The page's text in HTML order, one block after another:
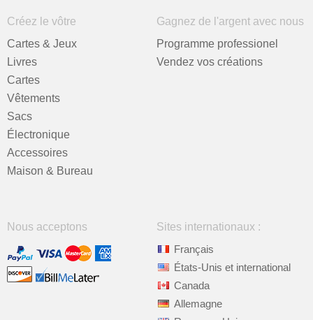
Créez le vôtre
Cartes & Jeux
Livres
Cartes
Vêtements
Sacs
Électronique
Accessoires
Maison & Bureau
Gagnez de l'argent avec nous
Programme professionel
Vendez vos créations
Nous acceptons
Sites internationaux :
Français
États-Unis et international
Canada
Allemagne